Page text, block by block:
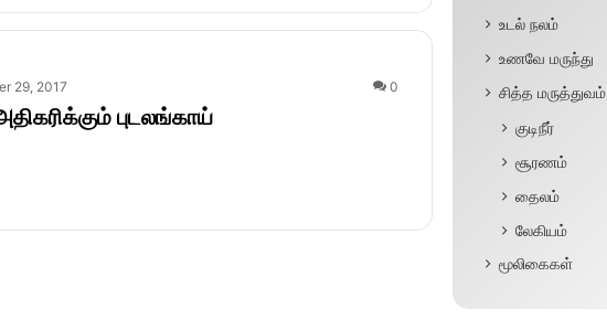
29, 2017 0
புடலங்காய்
உடல் நலம்
உணவே மருந்து
சித்த மருத்துவம்
குடிநீர்
சூரணம்
தைலம்
லேகியம்
மூலிகைகள்